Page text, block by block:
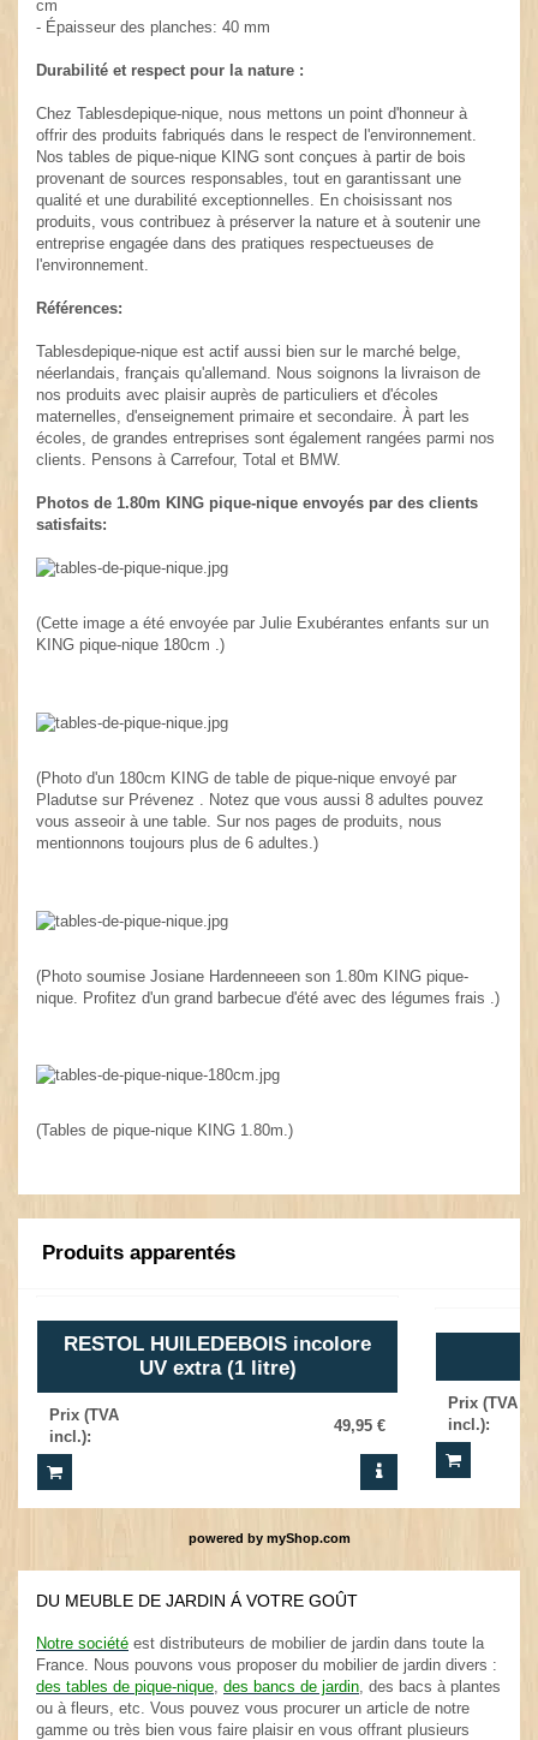
cm
- Épaisseur des planches: 40 mm
Durabilité et respect pour la nature :
Chez Tablesdepique-nique, nous mettons un point d'honneur à
offrir des produits fabriqués dans le respect de l'environnement.
Nos tables de pique-nique KING sont conçues à partir de bois
provenant de sources responsables, tout en garantissant une
qualité et une durabilité exceptionnelles. En choisissant nos
produits, vous contribuez à préserver la nature et à soutenir une
entreprise engagée dans des pratiques respectueuses de
l'environnement.
Références:
Tablesdepique-nique est actif aussi bien sur le marché belge,
néerlandais, français qu'allemand. Nous soignons la livraison de
nos produits avec plaisir auprès de particuliers et d'écoles
maternelles, d'enseignement primaire et secondaire. À part les
écoles, de grandes entreprises sont également rangées parmi nos
clients. Pensons à Carrefour, Total et BMW.
Photos de 1.80m KING pique-nique envoyés par des clients
satisfaits:
(Cette image a été envoyée par Julie Exubérantes enfants sur un
KING pique-nique 180cm .)
(Photo d'un 180cm KING de table de pique-nique envoyé par
Pladutse sur Prévenez . Notez que vous aussi 8 adultes pouvez
vous asseoir à une table. Sur nos pages de produits, nous
mentionnons toujours plus de 6 adultes.)
(Photo soumise Josiane Hardenneeen son 1.80m KING pique-
nique. Profitez d'un grand barbecue d'été avec des légumes frais .)
(Tables de pique-nique KING 1.80m.)
Produits apparentés
RESTOL HUILEDEBOIS incolore
UV extra (1 litre)
Prix (TVA
incl.):
49,95 €
Prix (TVA
incl.):
powered by myShop.com
DU MEUBLE DE JARDIN Á VOTRE GOÛT
Notre société est distributeurs de mobilier de jardin dans toute la
France. Nous pouvons vous proposer du mobilier de jardin divers :
des tables de pique-nique des bancs de jardin , des bacs à plantes
ou à fleurs, etc. Vous pouvez vous procurer un article de notre
gamme ou très bien vous faire plaisir en vous offrant plusieurs